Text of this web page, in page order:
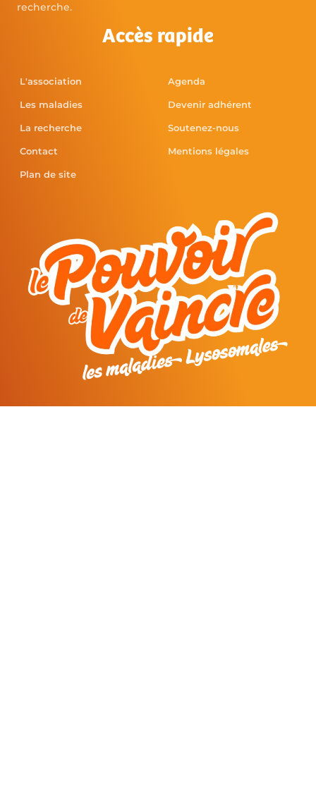
recherche.
Accès rapide
L'association
Les maladies
La recherche
Contact
Plan de site
Agenda
Devenir adhérent
Soutenez-nous
Mentions légales